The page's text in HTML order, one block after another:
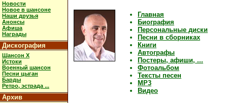
Новости
Новое в шансоне
Наши друзья
Анонсы
Афиша
Награды
Дискография
Шансон X
Истоки
Военный шансон
Песни цыган
Барды
Ретро, эстрада ...
Архив
Главная
Биография
Персональные диски
Песни в сборниках
Книги
Автографы
Постеры, афиши, ...
Фотоальбом
Тексты песен
MP3
Видео